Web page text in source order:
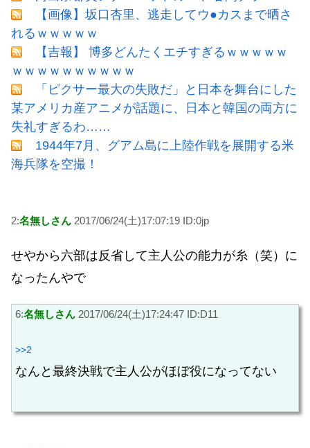
【画像】坂口杏里、逃走してウ●カスまで晒さ
れるｗｗｗｗｗ
【吉報】 博多どんたくエチすぎるｗｗｗｗｗ
ｗｗｗｗｗｗｗｗｗｗ
「ピクサー最大の失敗だ」と日本を舞台にした
某アメリカ産アニメが話題に、日本と韓国の両方に
失礼すぎるわ……
1944年7月、グアム島に上陸作戦を展開する米
海兵隊を空撮！
2:名無しさん 2017/06/24(土)17:07:19 ID:0jp
せやから六部は反省して主人公の能力が糸（笑）に
なったんやで
6:名無しさん 2017/06/24(土)17:24:47 ID:D11
>>2
なんと最終決戦で主人公がほぼ役になってない